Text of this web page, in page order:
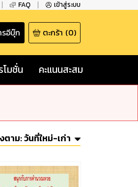
FAQ เข้าสู่ระบบ
อีบุ๊ก ตะกร้า (0)
โมชั่น คะแนนสะสม
ตาม:วันที่ใหม่-เก่า